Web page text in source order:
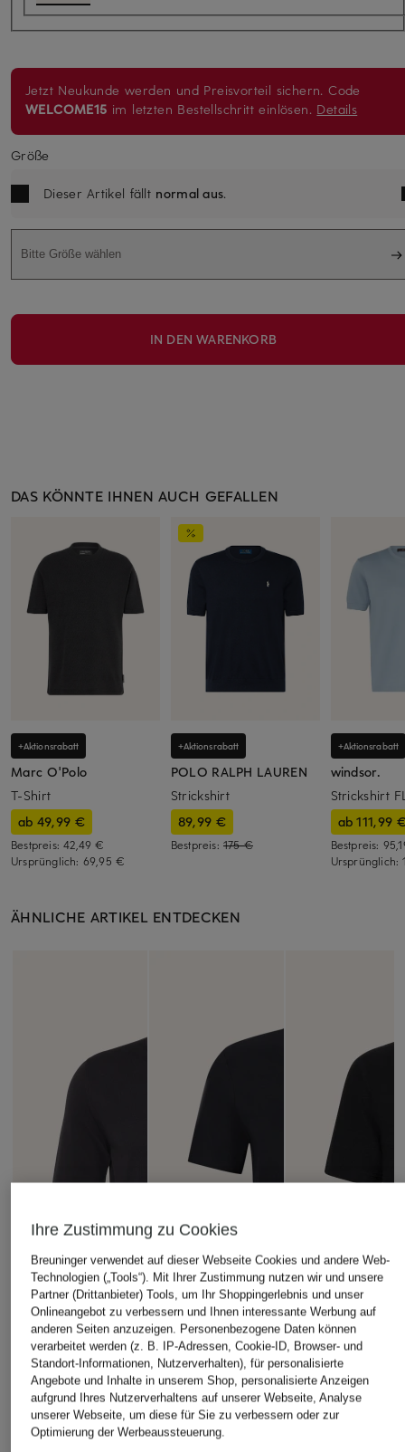
Jetzt Neukunde werden und Preisvorteil sichern. Code
WELCOME15 im letzten Bestellschritt einlösen. Details
Größe
Dieser Artikel fällt normal aus.
Bitte Größe wählen
IN DEN WARENKORB
DAS KÖNNTE IHNEN AUCH GEFALLEN
+Aktionsrabatt
Marc O'Polo
T-Shirt
ab 49,99 €
Bestpreis:42,49 €
Ursprünglich: 69,95 €
+Aktionsrabatt
POLO RALPH LAUREN
Strickshirt
89,99 €
Bestpreis: 175 €
+Aktionsrabatt
windsor.
Strickshirt
ab 111,99
Bestpreis:
Ursprünglich:
ÄHNLICHE ARTIKEL ENTDECKEN
Ihre Zustimmung zu Cookies
Breuninger verwendet auf dieser Webseite Cookies und andere Web-
Technologien („Tools“). Mit Ihrer Zustimmung nutzen wir und unsere
Partner (Drittanbieter) Tools, um Ihr Shoppingerlebnis und unser
Onlineangebot zu verbessern und Ihnen interessante Werbung auf
anderen Seiten anzuzeigen. Personenbezogene Daten können
verarbeitet werden (z. B. IP-Adressen, Cookie-ID, Browser- und
Standort-Informationen, Nutzerverhalten), für personalisierte
Angebote und Inhalte in unserem Shop, personalisierte Anzeigen
aufgrund Ihres Nutzerverhaltens auf unserer Webseite, Analyse
unserer Webseite, um diese für Sie zu verbessern oder zur
Optimierung der Werbeaussteuerung.